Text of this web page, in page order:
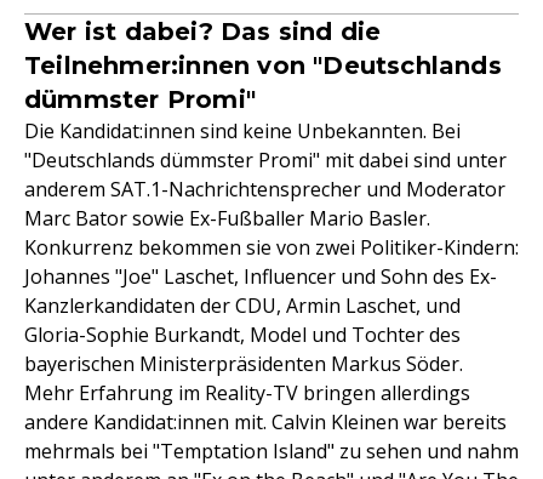
Wer ist dabei? Das sind die
Teilnehmer:innen von "Deutschlands
dümmster Promi"
Die Kandidat:innen sind keine Unbekannten. Bei
"Deutschlands dümmster Promi" mit dabei sind unter
anderem SAT.1-Nachrichtensprecher und Moderator
Marc Bator sowie Ex-Fußballer Mario Basler.
Konkurrenz bekommen sie von zwei Politiker-Kindern:
Johannes "Joe" Laschet, Influencer und Sohn des Ex-
Kanzlerkandidaten der CDU, Armin Laschet, und
Gloria-Sophie Burkandt, Model und Tochter des
bayerischen Ministerpräsidenten Markus Söder.
Mehr Erfahrung im Reality-TV bringen allerdings
andere Kandidat:innen mit. Calvin Kleinen war bereits
mehrmals bei "Temptation Island" zu sehen und nahm